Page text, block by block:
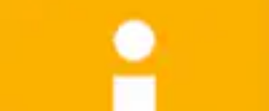
15,99 €